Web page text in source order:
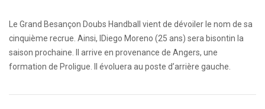
Le Grand Besançon Doubs Handball vient de dévoiler le nom de sa
cinquième recrue. Ainsi, lDiego Moreno (25 ans) sera bisontin la
saison prochaine. Il arrive en provenance de Angers, une
formation de Proligue. Il évoluera au poste d’arrière gauche.